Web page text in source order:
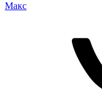
Макс